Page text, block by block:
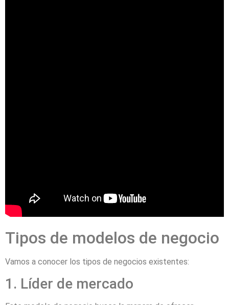
Tipos de modelos de negocio
Vamos a conocer los tipos de negocios existentes:
1. Líder de mercado